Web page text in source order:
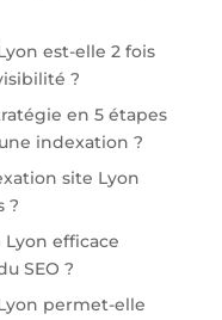
est-elle 2 fois
?
en 5 étapes
indexation ?
site Lyon
?
efficace
SEO ?
permet-elle